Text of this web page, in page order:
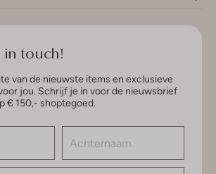
in touch!
van de nieuwste items en exclusieve
jou. Schrijf je in voor de nieuwsbrief
€ 150,- shoptegoed.